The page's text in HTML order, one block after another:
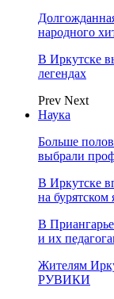
народного
В Иркутске
легендах
Prev Next
Наука
Больше
выбрали
В Иркутске
на бурятском
В
и их
Жителям
РУВИКИ